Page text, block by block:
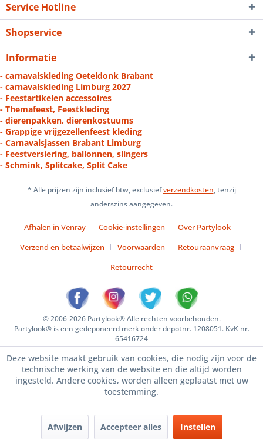
Service Hotline
Shopservice
Informatie
- carnavalskleding Oeteldonk Brabant
- carnavalskleding Limburg 2027
- Feestartikelen accessoires
- Themafeest, Feestkleding
- dierenpakken, dierenkostuums
- Grappige vrijgezellenfeest kleding
- Carnavalsjassen Brabant Limburg
- Feestversiering, ballonnen, slingers
- Schmink, Splitcake, Split Cake
* Alle prijzen zijn inclusief btw, exclusiefverzendkosten, tenzij
anderszins aangegeven.
Afhalen in Venray Cookie-instellingen
Over Partylook
Verzend en betaalwijzen
Voorwaarden
Retouraanvraag
Retourrecht
© 2006-2026 Partylook® Alle rechten voorbehouden.
Partylook® is een gedeponeerd merk onder depotnr. 1208051. KvK nr.
65416724
Deze website maakt gebruik van cookies, die nodig zijn voor de
technische werking van de website en die altijd worden
ingesteld. Andere cookies, worden alleen geplaatst met uw
toestemming.
Afwijzen Accepteer alles Instellen